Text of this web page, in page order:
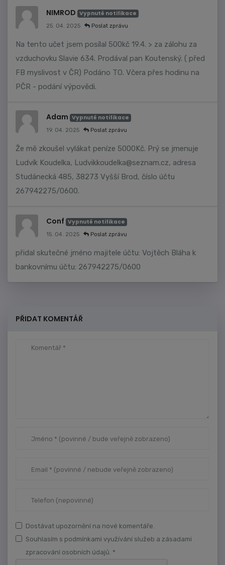
NIMROD Vypnuté notifikace
25. 04. 2025 Poslat zprávu
Na tento učet jsem posílal 500kč 19.4. > za zálohu za
vzduchovku Slavie 634. Prodával pan Koutenský. ( před
FB myslivost v ČR) Podáno TO. Včera přes hodinu na
PČR - podání výpovědi.
Adam Vypnuté notifikace
19. 04. 2025 Poslat zprávu
Že mě zkoušel vylákat peníze 5000Kč. Prý se jmenuje
Ludvík Koudelka, Ludvikkoudelka@seznam.cz, adresa
Studánecká 485, 38273 Vyšší Brod, číslo účtu
267942275/0600.
Conf Vypnuté notifikace
15. 04. 2025 Poslat zprávu
přidal skutečné jméno majitele účtu: Vojtěch Bláha k
bankovnímu účtu: 267942275/0600
PŘIDAT KOMENTÁŘ
Dostávat upozornění na nové komentáře.
Souhlasím s podmínkami využívání služeb a zásadami
zpracování osobních údajů. *